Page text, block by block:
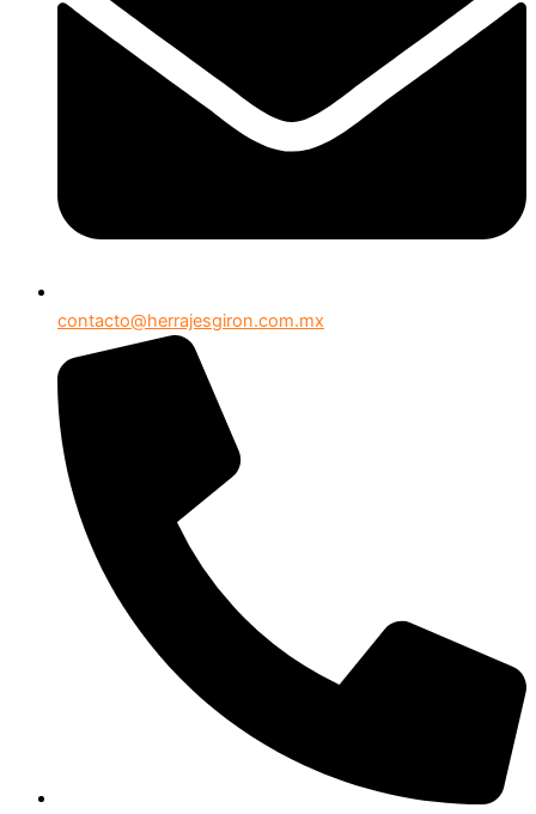
contacto@herrajesgiron.com.mx